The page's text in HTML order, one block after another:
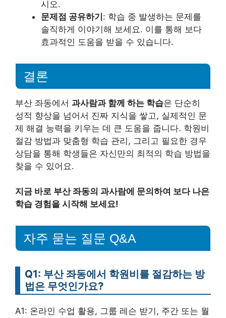
시오.
문제점 공유하기 : 학습 중 발생하는 문제를
솔직하게 이야기해 보세요. 이를 통해 보다
효과적인 도움을 받을 수 있습니다.
결론
부산 좌동에서 과사람과 함께 하는 학습은 단순히
성적 향상을 넘어서 진짜 지식을 쌓고, 실제적인 문
제 해결 능력을 키우는 데 큰 도움을 줍니다. 학원비
절감 방법과 맞춤형 학습 관리, 그리고 필요한 경우
상담을 통해 학생들은 자신만의 최적의 학습 방법을
찾을 수 있어요.
지금 바로 부산 좌동의 과사람에 문의하여 보다 나은
학습 경험을 시작해 보세요!
자주 묻는 질문 Q&A
Q1: 부산 좌동에서 학원비를 절감하는 방
법은 무엇인가요?
A1: 온라인 수업 활용, 그룹 레슨 받기, 주간 또는 월